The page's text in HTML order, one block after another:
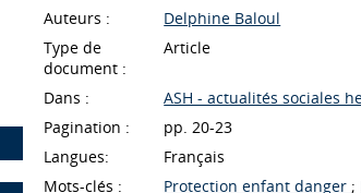
Auteurs :
Delphine Baloul
Type de
document :
Article
Dans :
ASH - actualités sociales
Pagination :
pp. 20-23
Langues:
Français
Mots-clés :
Protection enfant danger ;